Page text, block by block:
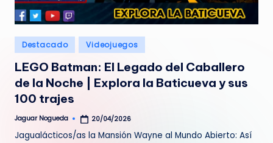
Publicado
en
Destacado Videojuegos
LEGO Batman: El Legado del Caballero
de la Noche | Explora la Baticueva y sus
100 trajes
Publicado
Jaguar Nogueda 20/04/2026
Jagualácticos/as la Mansión Wayne al Mundo Abierto: Así